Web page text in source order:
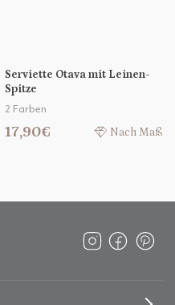
Serviette Otava mit Leinen-
Spitze
2 Farben
17,90€ Nach Maß